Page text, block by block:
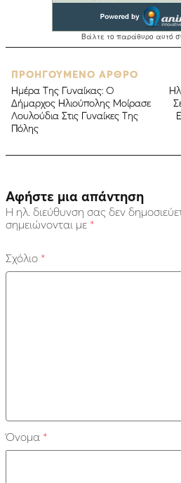
ΠΡΟΗΓΟΥΜΕΝΟ ΑΡΘΡΟ
Ημέρα Της Γυναίκας: Ο
Δήμαρχος Ηλιούπολης Μοίρασε
Λουλούδια Στις Γυναίκες Της
Πόλης
Αφήστε μια απάντηση
Η ηλ. διεύθυνση σας δεν
σημειώνονται με *
Σχόλιο *
Όνομα *